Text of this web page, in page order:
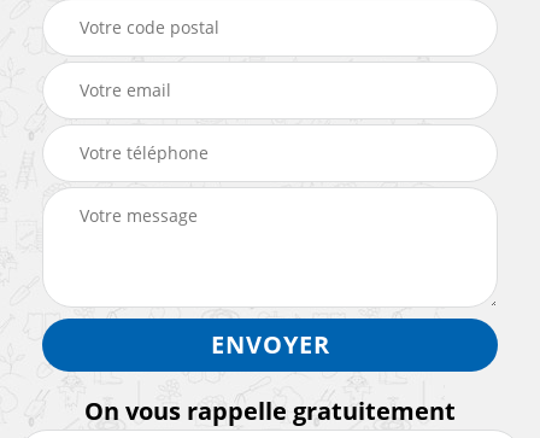
On vous rappelle gratuitement